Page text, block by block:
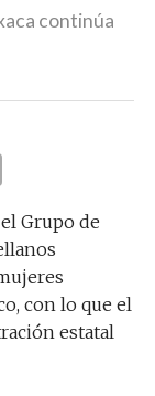
continúa
Grupo de
con lo que el
estatal